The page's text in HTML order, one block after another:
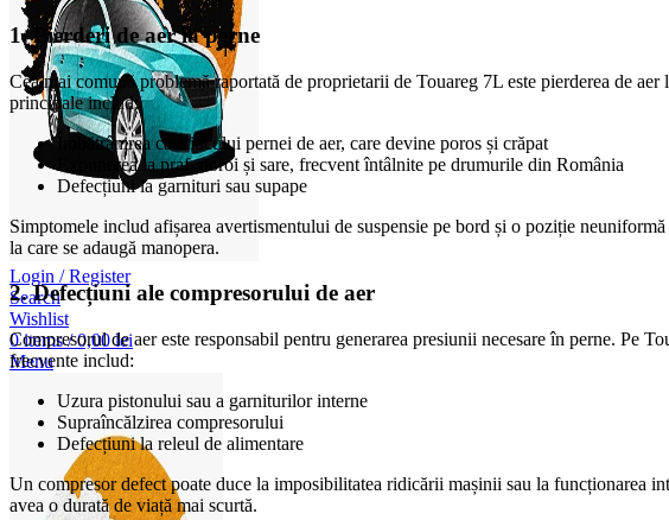
Login / Register
Search
Wishlist
0items / 0,00lei
Menu
1. Pierderi de aer la perne
Cea mai comună problemă raportată de proprietarii de Touareg 7L este pierderea de
principale includ:
Îmbătrânirea cauciucului pernei de aer, care devine poros și crăpat
Expunerea la praf, noroi și sare, frecvent întâlnite pe drumurile din România
Defecțiuni la garnituri sau supape
Simptomele includ afișarea avertismentului de suspensie pe bord și o poziție
la care se adaugă manopera.
2. Defecțiuni ale compresorului de aer
Compresorul de aer este responsabil pentru generarea presiunii necesare în perne. Pe
frecvente includ:
Uzura pistonului sau a garniturilor interne
Supraîncălzirea compresorului
Defecțiuni la releul de alimentare
Un compresor defect poate duce la imposibilitatea ridicării mașinii sau la funcționarea
avea o durată de viață mai scurtă.